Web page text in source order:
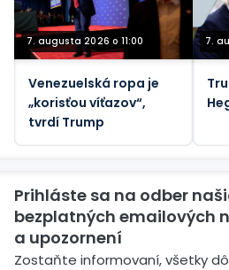
7. augusta 2026 o 11:00
Venezuelská ropa je
„korisťou víťazov“,
tvrdí Trump
7.
Prihláste sa na odber
bezplatných emailových
a upozornení
Zostaňte informovaní, všetky